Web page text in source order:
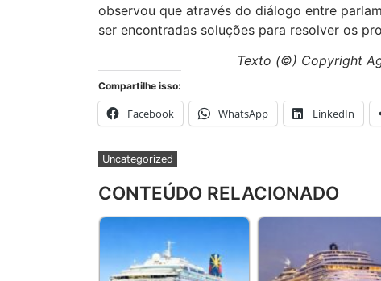
observou que através do diálogo entre
ser encontradas soluções para resolver os
Texto (©) Copyright
Compartilhe isso:
Facebook WhatsApp LinkedIn
Uncategorized
CONTEÚDO RELACIONADO